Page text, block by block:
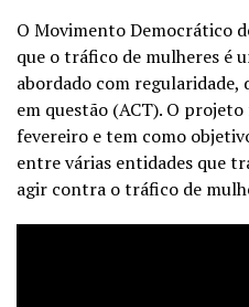
O Movimento Democrático
que o tráfico de mulheres é
abordado com
em questão (ACT). O
fevereiro e tem como
entre várias entidades que
agir contra o tráfico de